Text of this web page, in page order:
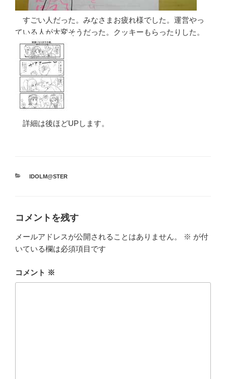
すごい人だった。みなさまお疲れ様でした。運営やっ
ている人が大変そうだった。クッキーもらったりした。
詳細は後ほどUPします。
カ
IDOLM@STER
コメントを残す
メールアドレスが公開されることはありません。 ※ が付
いている欄は必須項目です
コメント ※